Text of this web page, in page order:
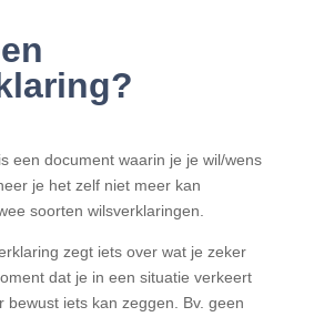
een document waarin je je wil/wens
je het zelf niet meer kan
soorten wilsverklaringen.
zegt iets over wat je zeker
dat je in een situatie verkeert
bewust iets kan zeggen. Bv. geen